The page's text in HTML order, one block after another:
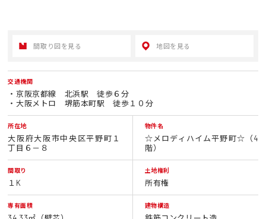
間取り図を見る 地図を見る
交通機関
・京阪京都線 北浜駅 徒歩６分
・大阪メトロ 堺筋本町駅 徒歩１０分
所在地
大阪府大阪市中央区平野町１
丁目６－８
物件名
☆メロディハイム平野町☆（4
階）
間取り
１K
土地権利
所有権
専有面積 建物構造